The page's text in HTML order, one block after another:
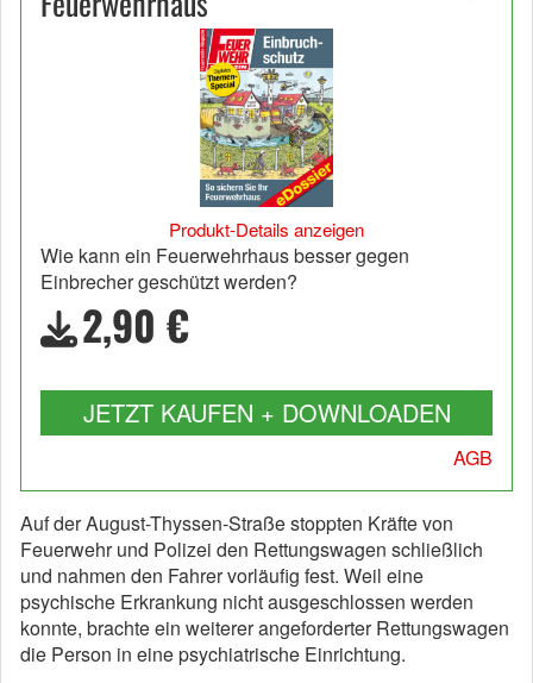
Produkt-Details anzeigen
Wie kann ein Feuerwehrhaus besser gegen
Einbrecher geschützt werden?
2,90 €
JETZT KAUFEN + DOWNLOADEN
AGB
Auf der August-Thyssen-Straße stoppten Kräfte von
Feuerwehr und Polizei den Rettungswagen schließlich
und nahmen den Fahrer vorläufig fest. Weil eine
psychische Erkrankung nicht ausgeschlossen werden
konnte, brachte ein weiterer angeforderter Rettungswagen
die Person in eine psychiatrische Einrichtung.